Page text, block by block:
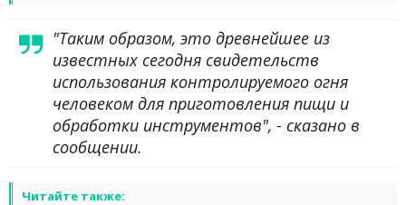
"Таким образом, это древнейшее из
известных сегодня свидетельств
использования контролируемого огня
человеком для приготовления пищи и
обработки инструментов", - сказано в
сообщении.
Читайте также: